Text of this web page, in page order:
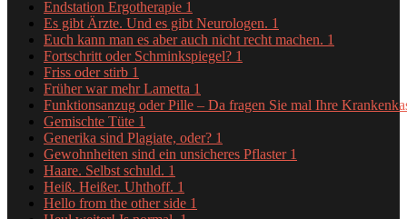
Endstation Ergotherapie 1
Es gibt Ärzte. Und es gibt Neurologen. 1
Euch kann man es aber auch nicht recht machen. 1
Fortschritt oder Schminkspiegel? 1
Friss oder stirb 1
Früher war mehr Lametta 1
Funktionsanzug oder Pille – Da fragen Sie mal Ihre
Gemischte Tüte 1
Generika sind Plagiate, oder? 1
Gewohnheiten sind ein unsicheres Pflaster 1
Haare. Selbst schuld. 1
Heiß. Heißer. Uhthoff. 1
Hello from the other side 1